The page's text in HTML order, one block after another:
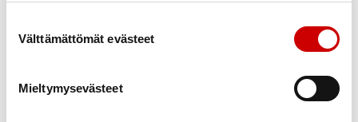
Välttämättömät evästeet
Mieltymysevästeet